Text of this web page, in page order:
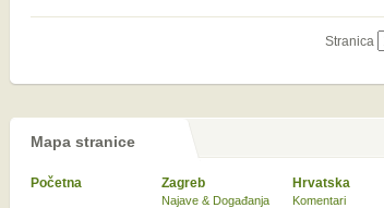
Stranica
Mapa stranice
Početna Zagreb
Najave & Događanja
Hrvatska
Komentari